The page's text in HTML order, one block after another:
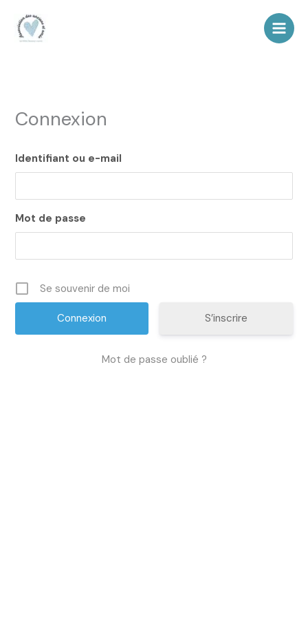
contenu
Connexion
Identifiant ou e-mail
Mot de passe
Se souvenir de moi
S’inscrire
Mot de passe oublié ?